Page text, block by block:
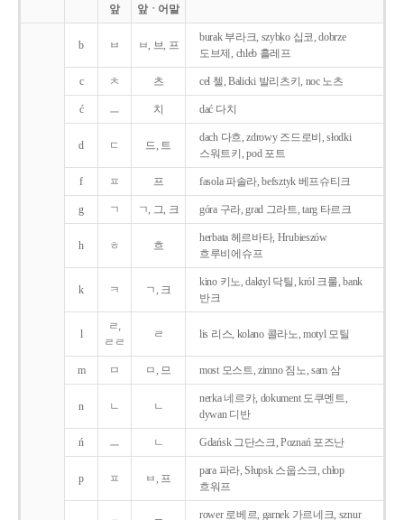
앞
앞ㆍ어말
b ㅂ ㅂ, 브, 프
burak 부라크, szybko 십코, dobrze
도브제, chleb 흘레프
c ㅊ 츠 cel 첼, Balicki 발리츠키, noc 노츠
ć ㅡ 치 dać 다치
d ㄷ 드, 트
dach 다흐, zdrowy 즈드로비, słodki
스워트키, pod 포트
f ㅍ 프 fasola 파솔라, befsztyk 베프슈티크
g ㄱ ㄱ, 그, 크 góra 구라, grad 그라트, targ 타르크
h ㅎ 흐
herbata 헤르바타, Hrubieszów
흐루비에슈프
k ㅋ ㄱ, 크
kino 키노, daktyl 닥틸, król 크룰, bank
반크
l
ㄹ,
ㄹㄹ
ㄹ lis 리스, kolano 콜라노, motyl 모틸
m ㅁ ㅁ, 므 most 모스트, zimno 짐노, sam 삼
n ㄴ ㄴ
nerka 네르카, dokument 도쿠멘트,
dywan 디반
ń ㅡ ㄴ Gdańsk 그단스크, Poznań 포즈난
p ㅍ ㅂ, 프
para 파라, Słupsk 스웁스크, chłop
흐워프
rower 로베르, garnek 가르네크, sznur